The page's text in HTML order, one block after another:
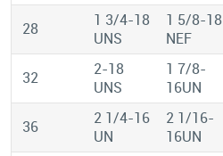
28
1 3/4-18
UNS
1 5/8-18
NEF
32
2-18
UNS
1 7/8-
16UN
36
2 1/4-16
UN
2 1/16-
16UN